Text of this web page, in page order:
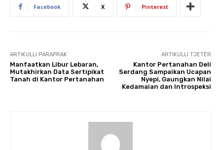
Facebook X Pinterest
ARTIKULLI PARAPRAK
Manfaatkan Libur Lebaran,
Mutakhirkan Data Sertipikat
Tanah di Kantor Pertanahan
ARTIKULLI TJETËR
Kantor Pertanahan Deli
Serdang Sampaikan Ucapan
Nyepi, Gaungkan Nilai
Kedamaian dan Introspeksi